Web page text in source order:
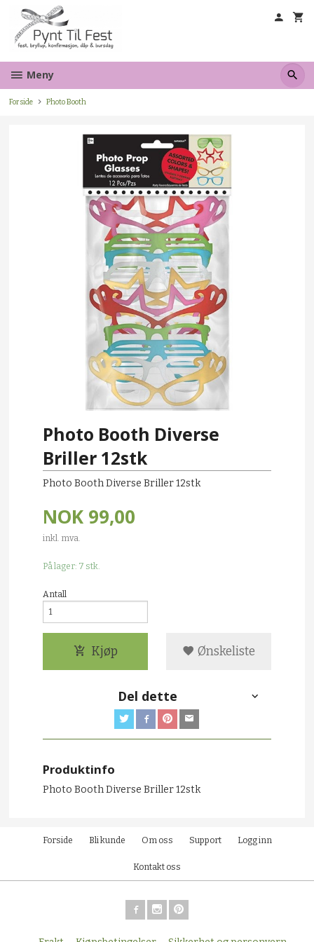
innholdet
Meny
Forside Photo Booth
Photo Booth Diverse
Briller 12stk
Photo Booth Diverse Briller 12stk
NOK 99,00
inkl. mva.
På lager: 7 stk.
Antall
Kjøp Ønskeliste
Del dette
Produktinfo
Photo Booth Diverse Briller 12stk
Forside Bli kunde Om oss Support Logg inn
Kontakt oss